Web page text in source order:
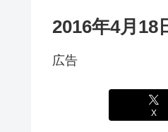
2016年4月18
広告
X